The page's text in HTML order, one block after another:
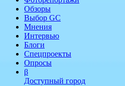
Обзоры
Выбор GC
Мнения
Интервью
Блоги
Спецпроекты
Опросы
β
Доступный город